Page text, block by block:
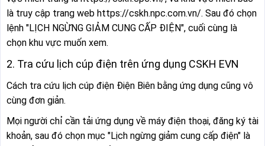
là truy cập trang web https://cskh.npc.com.vn/. Sau đó chọn
lệnh "LỊCH NGỪNG GIẢM CUNG CẤP ĐIỆN", cuối cùng là
chọn khu vực muốn xem.
2. Tra cứu lịch cúp điện trên ứng dụng CSKH EVN
Cách tra cứu lịch cúp điện Điện Biên bằng ứng dụng cũng vô
cùng đơn giản.
Mọi người chỉ cần tải ứng dụng về máy điện thoại, đăng ký tài
khoản, sau đó chọn mục "Lịch ngừng giảm cung cấp điện" là